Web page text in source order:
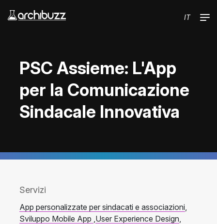
IT
PSC Assieme: L'App
per la Comunicazione
Sindacale Innovativa
Servizi
App personalizzate per sindacati e associazioni,
Sviluppo Mobile App ,User Experience Design,